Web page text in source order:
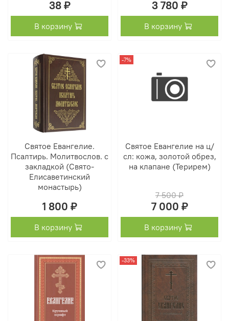
38 ₽
В корзину
3 780 ₽
В корзину
Святое Евангелие.
Псалтирь. Молитвослов. с
закладкой (Свято-
Елисаветинский
монастырь)
1 800 ₽
В корзину
-7%
Святое Евангелие на ц/
сл: кожа, золотой обрез,
на клапане (Терирем)
7 500 ₽
7 000 ₽
В корзину
-33%